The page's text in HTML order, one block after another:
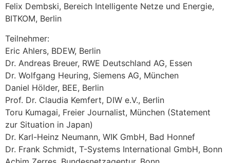
Felix Dembski, Bereich Intelligente Netze und Energie,
BITKOM, Berlin
Teilnehmer:
Eric Ahlers, BDEW, Berlin
Dr. Andreas Breuer, RWE Deutschland AG, Essen
Dr. Wolfgang Heuring, Siemens AG, München
Daniel Hölder, BEE, Berlin
Prof. Dr. Claudia Kemfert, DIW e.V., Berlin
Toru Kumagai, Freier Journalist, München (Statement
zur Situation in Japan)
Dr. Karl-Heinz Neumann, WIK GmbH, Bad Honnef
Dr. Frank Schmidt, T-Systems International GmbH, Bonn